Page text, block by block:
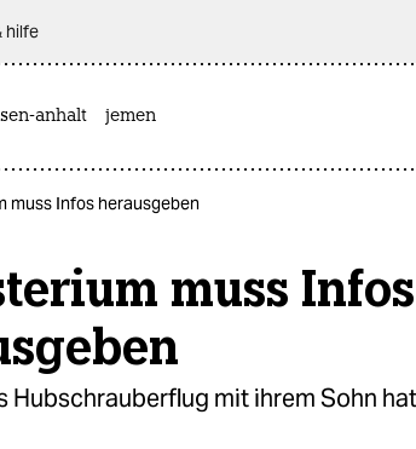
hilfe
anhalt jemen
muss Infos herausgeben
muss Infos
Hubschrauberflug mit ihrem Sohn